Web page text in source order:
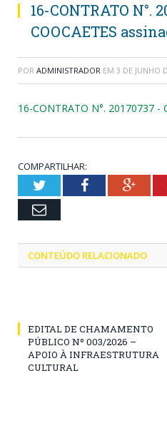
16-CONTRATO N°.
COOCAETES
POR ADMINISTRADOR EM 3 DE JUNHO
16-CONTRATO N°. 20170737 -
COMPARTILHAR:
TwitterFacebook
Email
CONTEÚDO RELACIONADO
EDITAL DE CHAMAMENTO
PÚBLICO Nº 003/2026 –
APOIO À INFRAESTRUTURA
CULTURAL